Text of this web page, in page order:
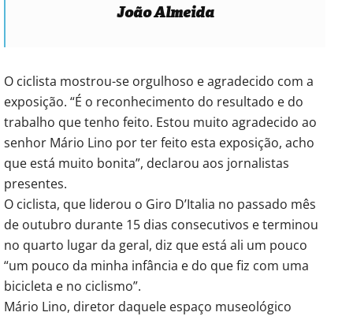
João Almeida
O ciclista mostrou-se orgulhoso e agradecido com a
exposição. “É o reconhecimento do resultado e do
trabalho que tenho feito. Estou muito agradecido ao
senhor Mário Lino por ter feito esta exposição, acho
que está muito bonita”, declarou aos jornalistas
presentes.
O ciclista, que liderou o Giro D’Italia no passado mês
de outubro durante 15 dias consecutivos e terminou
no quarto lugar da geral, diz que está ali um pouco
“um pouco da minha infância e do que fiz com uma
bicicleta e no ciclismo”.
Mário Lino, diretor daquele espaço museológico